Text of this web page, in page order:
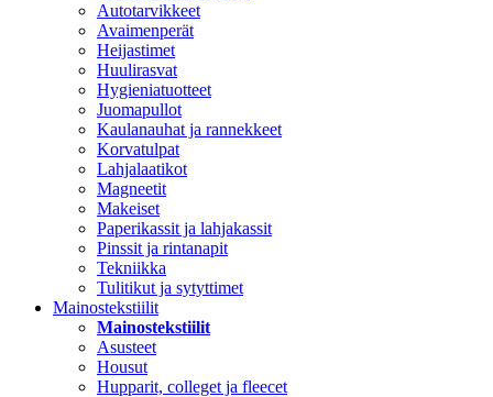
Autotarvikkeet
Avaimenperät
Heijastimet
Huulirasvat
Hygieniatuotteet
Juomapullot
Kaulanauhat ja rannekkeet
Korvatulpat
Lahjalaatikot
Magneetit
Makeiset
Paperikassit ja lahjakassit
Pinssit ja rintanapit
Tekniikka
Tulitikut ja sytyttimet
Mainostekstiilit
Mainostekstiilit
Asusteet
Housut
Hupparit, colleget ja fleecet